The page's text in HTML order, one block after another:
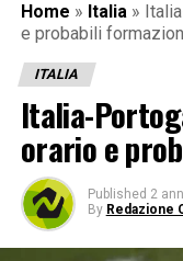
Home » Italia »
e probabili
ITALIA
Italia-
orario e
Published 2
By Redazione